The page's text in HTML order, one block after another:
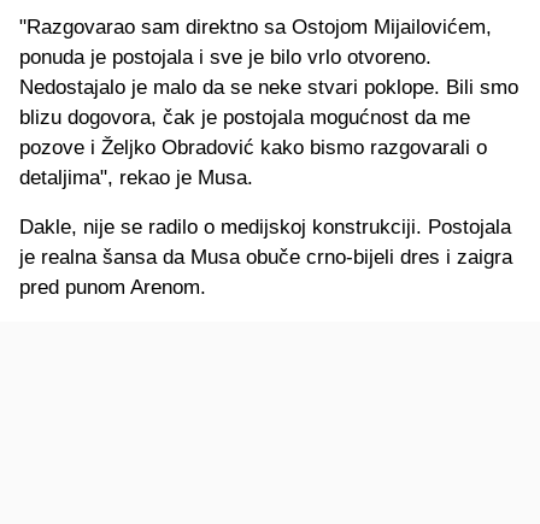
"Razgovarao sam direktno sa Ostojom Mijailovićem,
ponuda je postojala i sve je bilo vrlo otvoreno.
Nedostajalo je malo da se neke stvari poklope. Bili smo
blizu dogovora, čak je postojala mogućnost da me
pozove i Željko Obradović kako bismo razgovarali o
detaljima", rekao je Musa.
Dakle, nije se radilo o medijskoj konstrukciji. Postojala
je realna šansa da Musa obuče crno-bijeli dres i zaigra
pred punom Arenom.